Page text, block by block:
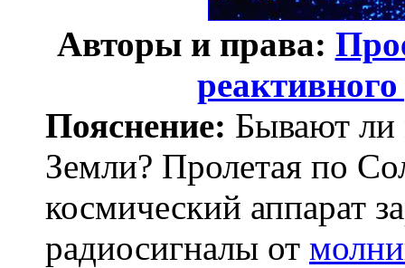
Авторы и права:
Пояснение: Бывают ли
Земли? Пролетая по
космический аппарат
радиосигналы от